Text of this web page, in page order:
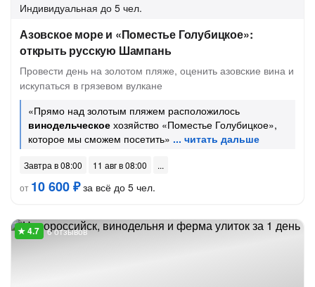
Индивидуальная до 5 чел.
Азовское море и «Поместье Голубицкое»:
открыть русскую Шампань
Провести день на золотом пляже, оценить азовские вина и
искупаться в грязевом вулкане
«Прямо над золотым пляжем расположилось
винодельческое хозяйство «Поместье Голубицкое»,
которое мы сможем посетить»
Завтра в 08:00
11 авг в 08:00
от 10 600 ₽за всё до 5 чел.
6 отзывов